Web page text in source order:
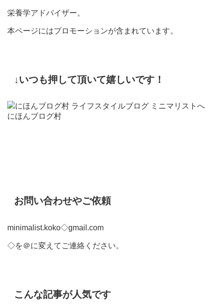
栄養学アドバイザー。
本ページにはプロモーションが含まれています。
↓いつも押して頂いて嬉しいです！
にほんブログ村
お問い合わせやご依頼
minimalist.koko◇gmail.com
◇を＠に変えてご連絡ください。
こんな記事が人気です